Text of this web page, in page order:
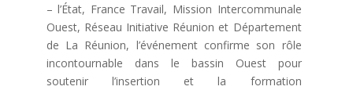
– l’État, France Travail, Mission Intercommunale
Ouest, Réseau Initiative Réunion et Département
de La Réunion, l’événement confirme son rôle
incontournable dans le bassin Ouest pour
soutenir l’insertion et la formation